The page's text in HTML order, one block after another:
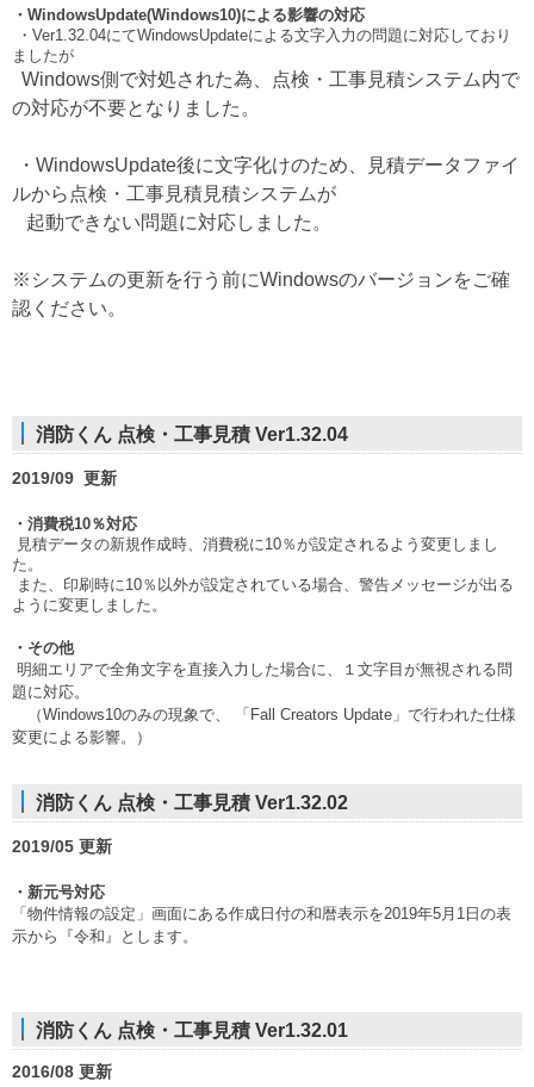
・WindowsUpdate(Windows10)による影響の対応
・Ver1.32.04にてWindowsUpdateによる文字入力の問題に対応しており
ましたが
Windows側で対処された為、点検・工事見積システム内で
の対応が不要となりました。
・WindowsUpdate後に文字化けのため、見積データファイ
ルから点検・工事見積見積システムが
起動できない問題に対応しました。
※システムの更新を行う前にWindowsのバージョンをご確
認ください。
消防くん 点検・工事見積 Ver1.32.04
2019/09 更新
・消費税10％対応
見積データの新規作成時、消費税に10％が設定されるよう変更しまし
た。
また、印刷時に10％以外が設定されている場合、警告メッセージが出る
ように変更しました。
・その他
明細エリアで全角文字を直接入力した場合に、１文字目が無視される問
題に対応。
（Windows10のみの現象で、 「 Fall Creators Update」で行われた仕様
変更による影響。）
消防くん 点検・工事見積 Ver1.32.02
2019/05 更新
・新元号対応
「物件情報の設定」画面にある作成日付の和暦表示を2019年5月1日の表
示から『令和』とします。
消防くん 点検・工事見積 Ver1.32.01
2016/08 更新